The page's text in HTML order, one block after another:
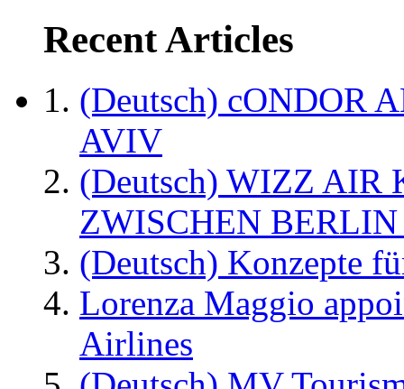
Recent Articles
(Deutsch) cONDOR
AVIV
(Deutsch) WIZZ AIR
ZWISCHEN
(Deutsch) Konzepte
Lorenza Maggio
Airlines